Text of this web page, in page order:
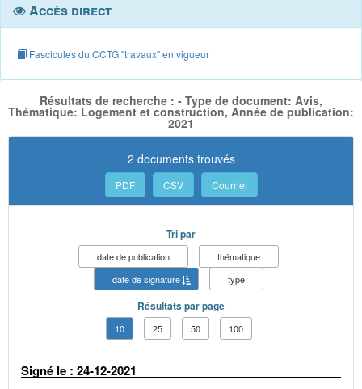
Accès direct
Fascicules du CCTG "travaux" en vigueur
Résultats de recherche : - Type de document: Avis,
Thématique: Logement et construction, Année de publication:
2021
2 documents trouvés
PDF CSV Courriel
Tri par
date de publication
thématique
date de signature
type
Résultats par page
10 25 50 100
Signé le : 24-12-2021